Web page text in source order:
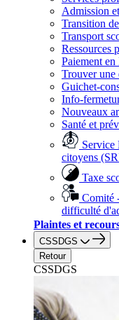
Admission
Transition
Transport
Ressources
Paiement en
Trouver une
Guichet-
Info-
Nouveaux
Santé et
Service
citoyens
Taxe
Comité
difficulté
Plaintes et
CSSDGS
Retour
CSSDGS